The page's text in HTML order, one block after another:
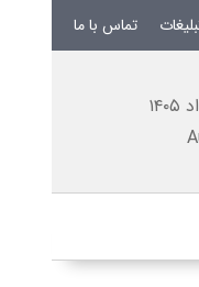
تماس با ما